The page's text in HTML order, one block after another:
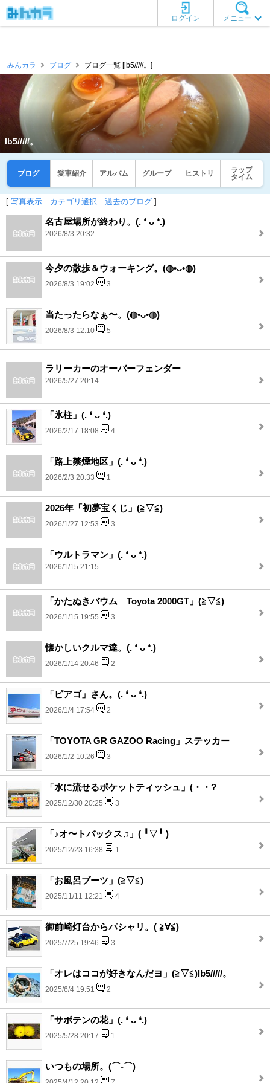
メニュー
ログイン
みんカラ ブログ ブログ一覧 [lb5/////。]
lb5/////。
ブログ 愛車紹介 アルバム グループ ヒストリ
ラップ
タイム
[ 写真表示 ｜ カテゴリ選択 ｜ 過去のブログ ]
名古屋場所が終わり。(⁠.⁠ ⁠❛⁠ ⁠ᴗ⁠ ⁠❛⁠.⁠)
2026/8/3 20:32
今夕の散歩＆ウォーキング。(⁠◍⁠•⁠ᴗ⁠•⁠◍⁠)
2026/8/3 19:02 3
当たったらなぁ〜。(⁠◍⁠•⁠ᴗ⁠•⁠◍⁠)
2026/8/3 12:10 5
ラリーカーのオーバーフェンダー
2026/5/27 20:14
「氷柱」(⁠.⁠ ⁠❛⁠ ⁠ᴗ⁠ ⁠❛⁠.⁠)
2026/2/17 18:08 4
「路上禁煙地区」(⁠.⁠ ⁠❛⁠ ⁠ᴗ⁠ ⁠❛⁠.⁠)
2026/2/3 20:33 1
2026年「初夢宝くじ」(⁠≧⁠▽⁠≦⁠)
2026/1/27 12:53 3
「ウルトラマン」(⁠.⁠ ⁠❛⁠ ⁠ᴗ⁠ ⁠❛⁠.⁠)
2026/1/15 21:15
「かたぬきバウム Toyota 2000GT」(⁠≧⁠▽⁠≦⁠)
2026/1/15 19:55 3
懐かしいクルマ達。(⁠.⁠ ⁠❛⁠ ⁠ᴗ⁠ ⁠❛⁠.⁠)
2026/1/14 20:46 2
「ピアゴ」さん。(⁠.⁠ ⁠❛⁠ ⁠ᴗ⁠ ⁠❛⁠.⁠)
2026/1/4 17:54 2
「TOYOTA GR GAZOO Racing」ステッカー
2026/1/2 10:26 3
「水に流せるポケットティッシュ」(・・?
2025/12/30 20:25 3
「♪オ〜トバックス♫」(⁠ ⁠╹⁠▽⁠╹⁠ ⁠)
2025/12/23 16:38 1
「お風呂ブーツ」(⁠≧⁠▽⁠≦⁠)
2025/11/11 12:21 4
御前崎灯台からパシャリ。( ≧∀≦)
2025/7/25 19:46 3
「オレはココが好きなんだヨ」(⁠≧⁠▽⁠≦⁠)lb5/////。
2025/6/4 19:51 2
「サボテンの花」(⁠.⁠ ⁠❛⁠ ⁠ᴗ⁠ ⁠❛⁠.⁠)
2025/5/28 20:17 1
いつもの場所。(⌒‐⌒)